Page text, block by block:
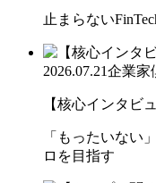
止まらない
2026.07.21企業家
【核心インタ
「もったいない
ロを目指す